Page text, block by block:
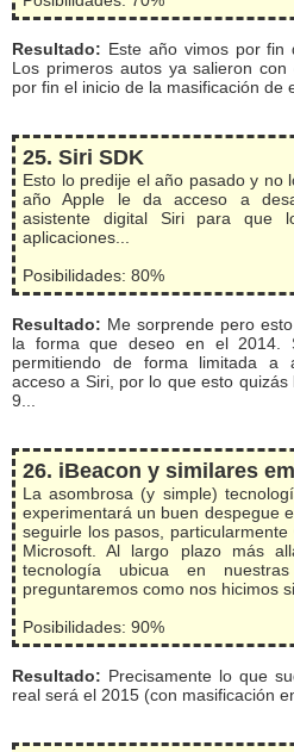
Resultado: Este año vimos por fin
Los primeros autos ya salieron
por fin el inicio de la masificación de
25. Siri SDK
Esto lo predije el año pasado y no
año Apple le da acceso a
asistente digital Siri para que
aplicaciones...
Posibilidades: 80%
Resultado: Me sorprende pero
la forma que deseo en el 2014.
permitiendo de forma limitada a
acceso a Siri, por lo que esto
9...
26. iBeacon y similares
La asombrosa (y simple)
experimentará un buen despegue
seguirle los pasos,
Microsoft. Al largo plazo más
tecnología ubicua en
preguntaremos como nos hicimos
Posibilidades: 90%
Resultado: Precisamente lo que
real será el 2015 (con masificación